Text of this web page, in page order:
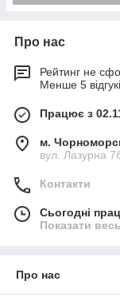
Про нас
Рейтинг не
Менше 5
Працює з
м.
вул. Лазурна
Контакти
Сьогодні
Показати
Про нас